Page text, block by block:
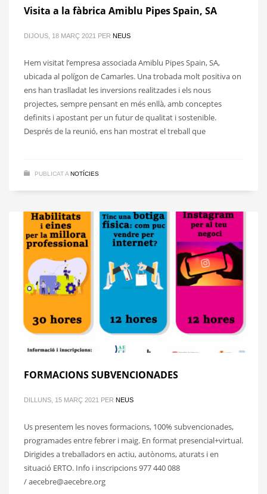
Visita a la fàbrica Amiblu Pipes Spain, SA
DIJOUS, 18 MARÇ 2021 PER NEUS
Hem visitat l’empresa associada Amiblu Pipes Spain, SA,
ubicada al polígon de Camarles. Una trobada molt positiva on
ens han traslladat les inversions realitzades i els nous
projectes, sempre pensant en més enllà, amb conceptes
definits i apostant per un futur de qualitat i sostenible.
Després de la reunió, ens han mostrat el treball que
PUBLICAT A NOTÍCIES
FORMACIONS SUBVENCIONADES
DILLUNS, 15 MARÇ 2021 PER NEUS
Us presentem les noves formacions, 100% subvencionades,
programades entre febrer i maig. En format presencial+virtual.
Dirigides a treballadors en actiu, autònoms, aturats i en
situació ERTO. Info i inscripcions 977 440 088
/ aecebre@aecebre.org